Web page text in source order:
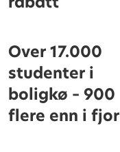
Over 17.000
studenter i
boligkø – 900
flere enn i fjor